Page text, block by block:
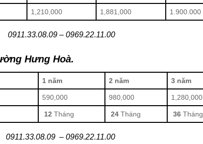
1,210,000 1,881,000 1.900.000
0911.33.08.09 – 0969.22.11.00
Hưng Hoà.
1 năm 2 năm 3 năm
590,000 980,000 1,280,000
12 Tháng 24 Tháng 36 Tháng
0911.33.08.09 – 0969.22.11.00